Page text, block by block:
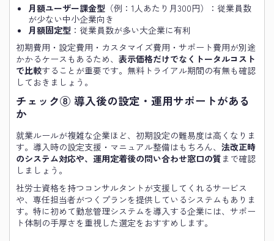
月額ユーザー課金型 （例：1人あたり月300円）：従業員数
が少ない中小企業向き
月額固定型 ：従業員数が多い大企業に有利
初期費用・設定費用・カスタマイズ費用・サポート費用が別途
かかるケースもあるため、 表示価格だけでなくトータルコスト
で比較することが重要です。無料トライアル期間の有無も確認
しておきましょう。
チェック⑧ 導入後の設定・運用サポートがある
か
就業ルールが複雑な企業ほど、初期設定の難易度は高くなりま
す。導入時の設定支援・マニュアル整備はもちろん、 法改正時
のシステム対応や、運用定着後の問い合わせ窓口の質 まで確認
しましょう。
社労士資格を持つコンサルタントが支援してくれるサービス
や、専任担当者がつくプランを提供しているシステムもありま
す。特に初めて勤怠管理システムを導入する企業には、サポー
ト体制の手厚さを重視した選定をおすすめします。